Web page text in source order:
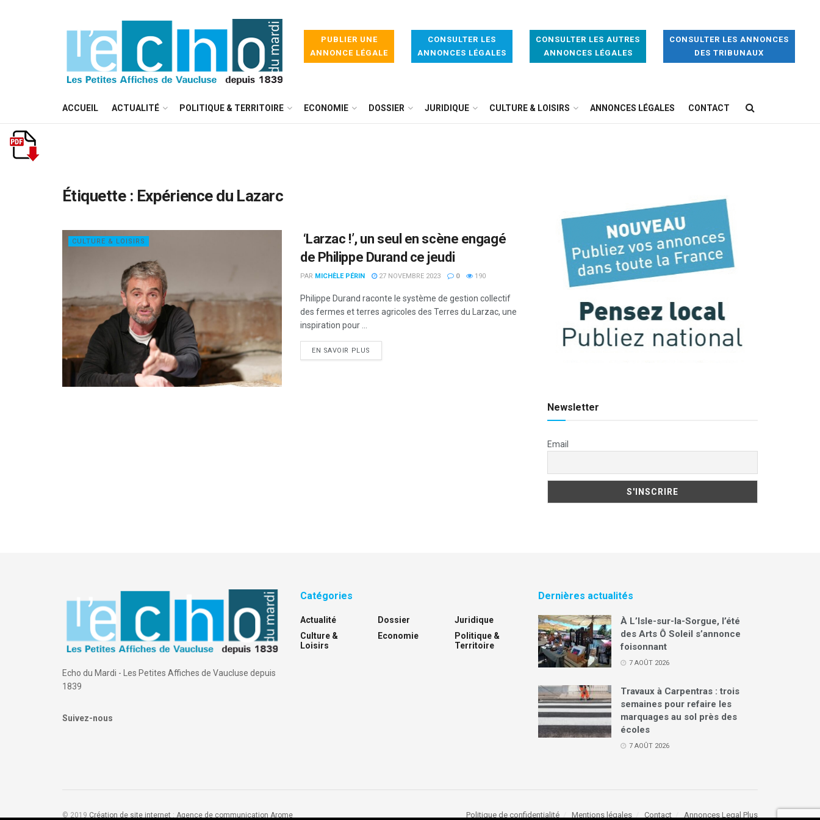
PUBLIER UNE
ANNONCE LÉGALE
CONSULTER LES
ANNONCES LÉGALES
CONSULTER LES AUTRES
ANNONCES LÉGALES
CONSULTER LES ANNONCES
DES TRIBUNAUX
ACCUEIL ACTUALITÉ POLITIQUE & TERRITOIRE ECONOMIE DOSSIER JURIDIQUE CULTURE & LOISIRS ANNONCES LÉGALES CONTACT
Étiquette : Expérience du Lazarc
CULTURE & LOISIRS
‘Larzac !’, un seul en scène engagé
de Philippe Durand ce jeudi
PAR MICHÈLE PÉRIN 27 NOVEMBRE 2023 0 190
Philippe Durand raconte le système de gestion collectif
des fermes et terres agricoles des Terres du Larzac, une
inspiration pour ...
EN SAVOIR PLUS
Newsletter
Email
Echo du Mardi - Les Petites Affiches de Vaucluse depuis
1839
Suivez-nous
Catégories
Actualité
Culture &
Loisirs
Dossier
Economie
Juridique
Politique &
Territoire
Dernières actualités
À L’Isle-sur-la-Sorgue, l’été
des Arts Ô Soleil s’annonce
foisonnant
7 AOÛT 2026
Travaux à Carpentras : trois
semaines pour refaire les
marquages au sol près des
écoles
7 AOÛT 2026
Politique de confidentialité Mentions légales Contact Annonces Legal Plus
© 2019 Création de site internet : Agence de communication Arome